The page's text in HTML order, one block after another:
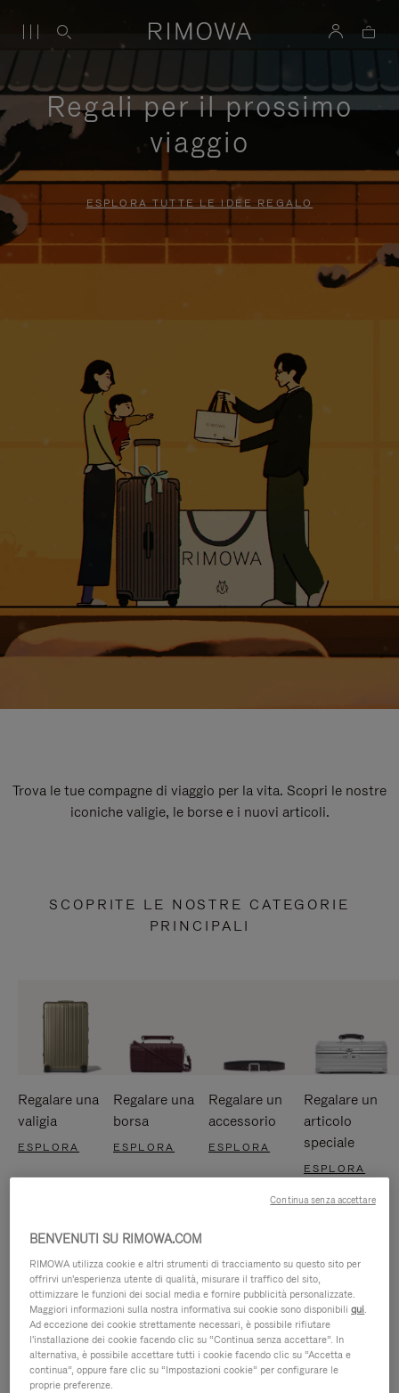
Regali per il prossimo
viaggio
ESPLORA TUTTE LE IDEE REGALO
Trova le tue compagne di viaggio per la vita. Scopri le nostre
iconiche valigie, le borse e i nuovi articoli.
SCOPRITE LE NOSTRE CATEGORIE
PRINCIPALI
Regalare una
valigia
ESPLORA
Regalare una
borsa
ESPLORA
Regalare un
accessorio
ESPLORA
Regalare un
articolo
speciale
ESPLORA
BENVENUTI SU RIMOWA.COM
RIMOWA utilizza cookie e altri strumenti di tracciamento su questo sito per
offrirvi un'esperienza utente di qualità, misurare il traffico del sito,
ottimizzare le funzioni dei social media e fornire pubblicità personalizzate.
Maggiori informazioni sulla nostra informativa sui cookie sono disponibiliqui.
Ad eccezione dei cookie strettamente necessari, è possibile rifiutare
l'installazione dei cookie facendo clic su “Continua senza accettare”. In
alternativa, è possibile accettare tutti i cookie facendo clic su “Accetta e
continua”, oppure fare clic su “Impostazioni cookie” per configurare le
proprie preferenze.
Continua senza accettare